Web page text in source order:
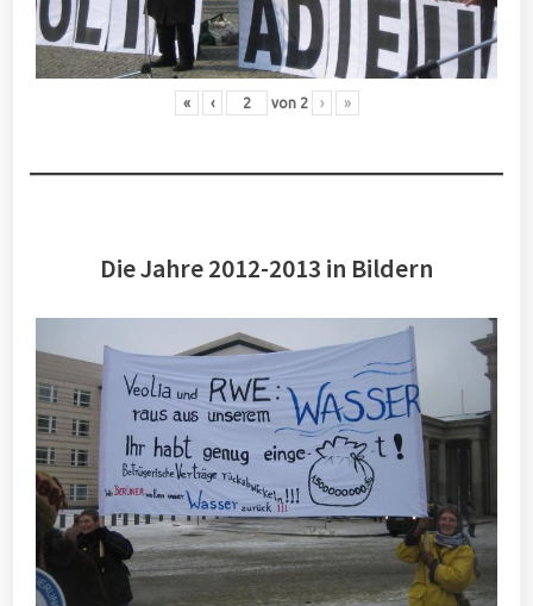
« ‹ von 2 › »
Die Jahre 2012-2013 in Bildern